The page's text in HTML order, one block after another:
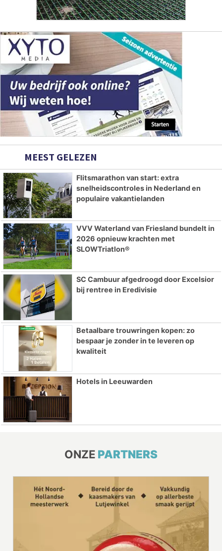
MEEST GELEZEN
Flitsmarathon van start: extra
snelheidscontroles in Nederland en
populaire vakantielanden
VVV Waterland van Friesland bundelt in
2026 opnieuw krachten met
SLOWTriatlon®
SC Cambuur afgedroogd door Excelsior
bij rentree in Eredivisie
Betaalbare trouwringen kopen: zo
bespaar je zonder in te leveren op
kwaliteit
Hotels in Leeuwarden
ONZE PARTNERS